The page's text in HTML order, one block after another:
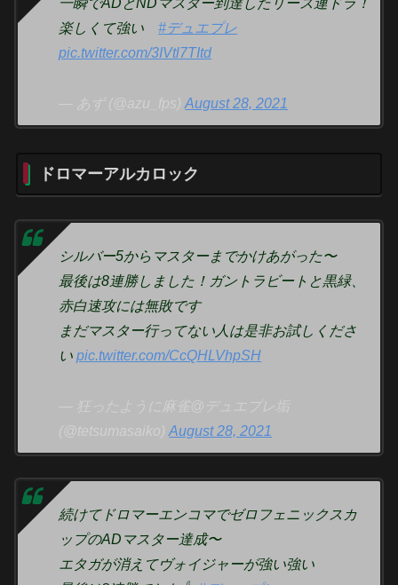
一瞬でADとNDマスター到達したリース連ドラ！
楽しくて強い#デュエプレ
pic.twitter.com/3IVtl7TItd
— あず (@azu_fps)August 28, 2021
ドロマーアルカロック
シルバー5からマスターまでかけあがった〜
最後は8連勝しました！ガントラビートと黒緑、
赤白速攻には無敗です
まだマスター行ってない人は是非お試しくださ
いpic.twitter.com/CcQHLVhpSH
— 狂ったように麻雀@デュエプレ垢
(@tetsumasaiko)August 28, 2021
続けてドロマーエンコマでゼロフェニックスカ
ップのADマスター達成〜
エタガが消えてヴォイジャーが強い強い